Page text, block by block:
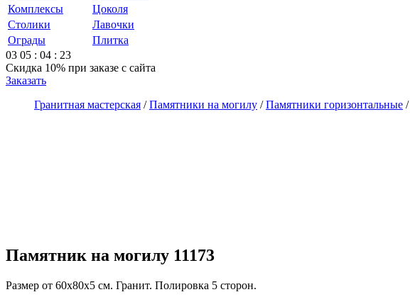
Комплексы
Цоколя
Столики
Лавочки
Ограды
Плитка
03 05 : 04 : 23
Скидка 10% при заказе с сайта
Заказать
Гранитная мастерская /Памятники на могилу /Памятники горизонтальные /
Памятник на могилу 11173
Размер от 60х80х5 см. Гранит. Полировка 5 сторон.